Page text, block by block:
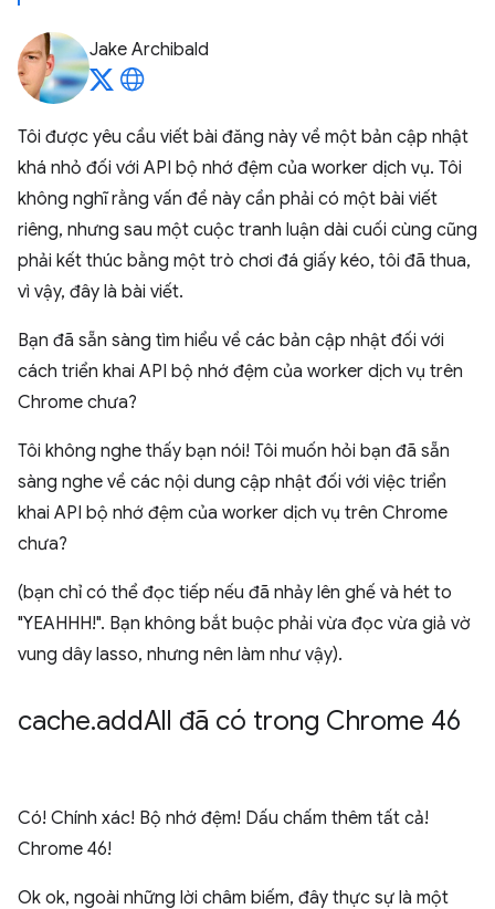
Jake Archibald
Tôi được yêu cầu viết bài đăng này về một bản cập nhật
khá nhỏ đối với API bộ nhớ đệm của worker dịch vụ. Tôi
không nghĩ rằng vấn đề này cần phải có một bài viết
riêng, nhưng sau một cuộc tranh luận dài cuối cùng cũng
phải kết thúc bằng một trò chơi đá giấy kéo, tôi đã thua,
vì vậy, đây là bài viết.
Bạn đã sẵn sàng tìm hiểu về các bản cập nhật đối với
cách triển khai API bộ nhớ đệm của worker dịch vụ trên
Chrome chưa?
Tôi không nghe thấy bạn nói! Tôi muốn hỏi bạn đã sẵn
sàng nghe về các nội dung cập nhật đối với việc triển
khai API bộ nhớ đệm của worker dịch vụ trên Chrome
chưa?
(bạn chỉ có thể đọc tiếp nếu đã nhảy lên ghế và hét to
"YEAHHH!". Bạn không bắt buộc phải vừa đọc vừa giả vờ
vung dây lasso, nhưng nên làm như vậy).
cache.addAll đã có trong Chrome 46
Có! Chính xác! Bộ nhớ đệm! Dấu chấm thêm tất cả!
Chrome 46!
Ok ok, ngoài những lời châm biếm, đây thực sự là một